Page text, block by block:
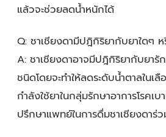
แล้วจะช่วยลดน้ำหนักได้
Q: ชาเชียงดามีปฎิกิริยากับยาใดๆ ห
A: ชาเชียงดาอาจมีปฎิกิริยากับยารั
ชนิดโดยจะทำให้ลดระดับน้ำตาลใน
กำลังใช้ยาในกลุ่มรักษาอาการโรคเ
ปรึกษาแพทย์ในการดื่มชาเชียงดาร่